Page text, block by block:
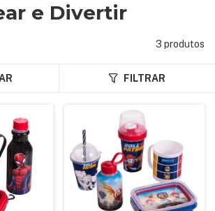
e Divertir
3 produtos
FILTRAR